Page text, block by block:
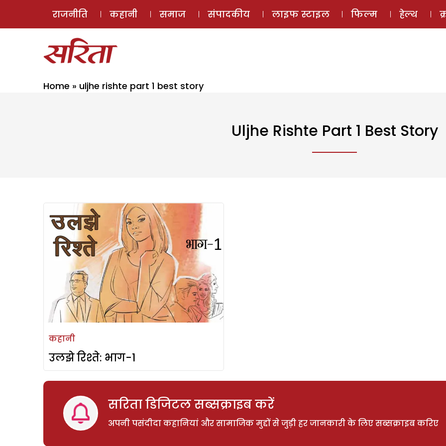
ई-मैगज़ीन
राजनीति कहानी समाज संपादकीय लाइफ स्टाइल फिल्म हेल्थ
Home » uljhe rishte part 1 best story
Uljhe Rishte Part 1 Best Story
कहानी
उलझे रिश्ते: भाग-1
सरिता डिजिटल सब्सक्राइब करें
अपनी पसंदीदा कहानियां और सामाजिक मुद्दों से जुड़ी हर जानकारी के लिए सब्सक्राइब करिए